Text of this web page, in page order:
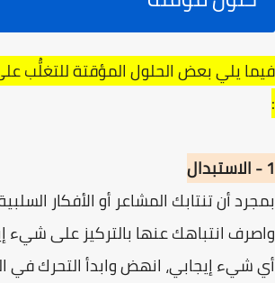
فيما يلي بعض الحلول المؤقتة للتغلُّب
:
1 - الاستبدال
بمجرد أن تنتابك المشاعر أو الأفكار
واصرف انتباهك عنها بالتركيز على شيء
أي شيء إيجابي، انهض وابدأ التحرك في